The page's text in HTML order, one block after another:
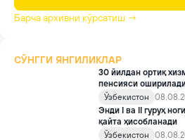
Барча архивни кўрсатиш →
СЎНГГИ ЯНГИЛИКЛАР
30 йилдан ортиқ
пенсияси
Ўзбекистон
Энди I ва II гуруҳ
қайта ҳисобланади
Ўзбекистон